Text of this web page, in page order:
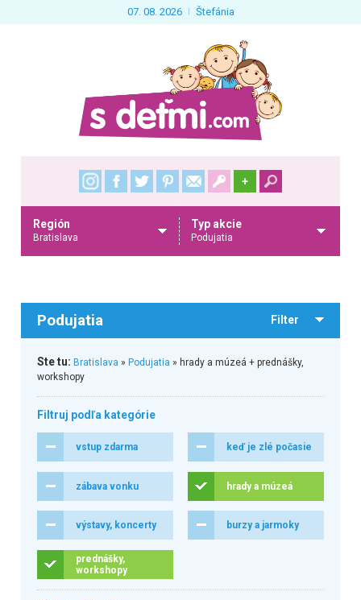
07. 08. 2026 Štefánia
+
Región
Bratislava
Typ akcie
Podujatia
Podujatia Filter
Ste tu: Bratislava » Podujatia » hrady a múzeá + prednášky,
workshopy
Filtruj podľa kategórie
vstup zdarma keď je zlé počasie
zábava vonku hrady a múzeá
výstavy, koncerty burzy a jarmoky
prednášky,
workshopy